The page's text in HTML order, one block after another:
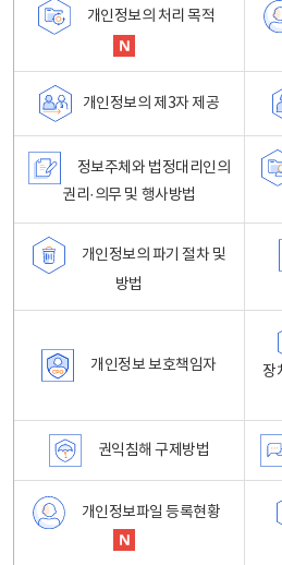
개인정보의 처리 목적
개인정보의 제3자 제공
정보주체와 법정대리인의
권리·의무 및 행사방법
개인정보의 파기 절차 및
방법
개인정보 보호책임자
장
권익침해 구제방법
개인정보파일 등록현황